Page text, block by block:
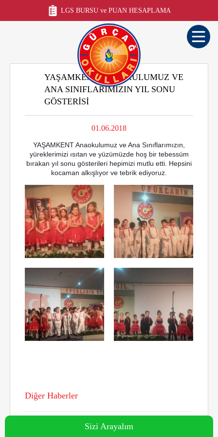
LGS BURSU ve PUAN HESAPLAMA
YAŞAMKENT ANAOKULUMUZ VE
ANA SINIFLARIMIZIN YIL SONU
GÖSTERISI
01.06.2018
YAŞAMKENT Anaokulumuz ve Ana Sınıflarımızın,
yüreklerimizi ısıtan ve yüzümüzde hoş bir tebessüm
bırakan yıl sonu gösterileri hepimizi mutlu etti. Hepsini
kocaman alkışlıyor ve tebrik ediyoruz.
Diğer Haberler
Gürçağ Okulları'nda Bu Hafta
Sizi Arayalım